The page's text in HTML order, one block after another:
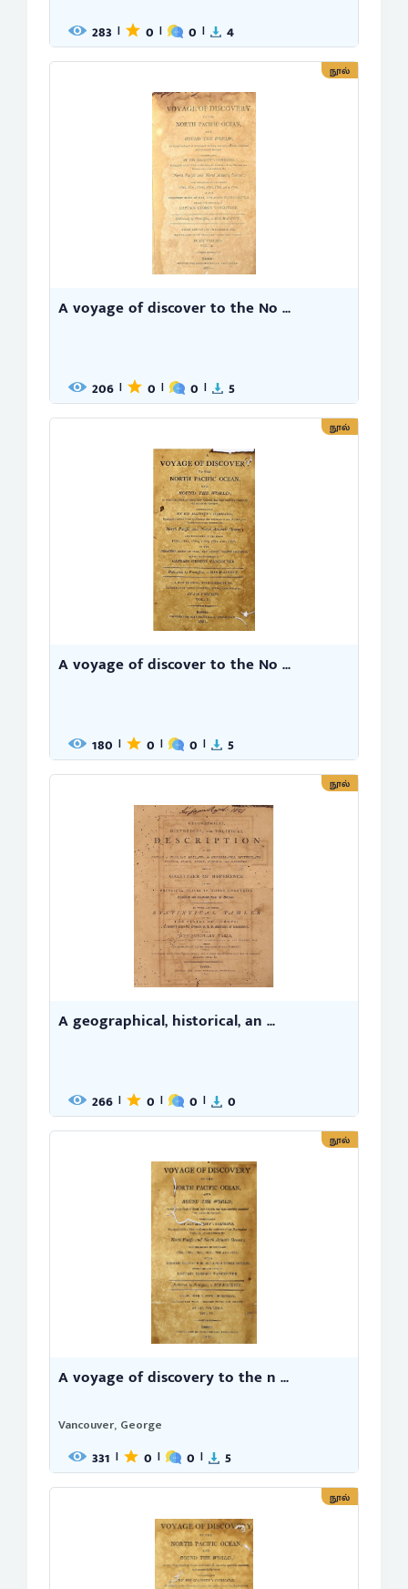
283 | 0 | 0 | 4
நூல்
A voyage of discover to the No ...
206 | 0 | 0 | 5
நூல்
A voyage of discover to the No ...
180 | 0 | 0 | 5
நூல்
A geographical, historical, an ...
266 | 0 | 0 | 0
நூல்
A voyage of discovery to the n ...
Vancouver, George
331 | 0 | 0 | 5
நூல்